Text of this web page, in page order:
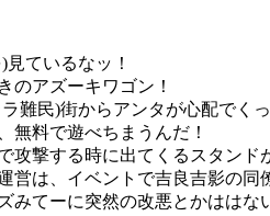
ているなッ！
のアズーキワゴン！
難民)街からアンタが心配でく
無料で遊べちまうんだ！
攻撃する時に出てくるスタンド
営は、イベントで吉良吉影の同
みてーに突然の改悪とかははな